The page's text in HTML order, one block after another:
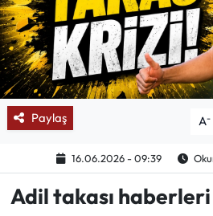
Paylaş A-
16.06.2026 - 09:39
Adil takası
Köşe Yazıları
Karikatür Galeri
BIK
ASTROLOJİ
Spor Yazıları